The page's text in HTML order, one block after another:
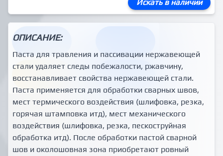
Искать в наличии
ОПИСАНИЕ:
Паста для травления и пассивации нержавеющей
стали удаляет следы побежалости, ржавчину,
восстанавливает свойства нержавеющей стали.
Паста применяется для обработки сварных швов,
мест термического воздействия (шлифовка, резка,
горячая штамповка итд), мест механического
воздействия (шлифовка, резка, пескоструйная
обработка итд). После обработки пастой сварной
шов и околошовная зона приобретают ровный